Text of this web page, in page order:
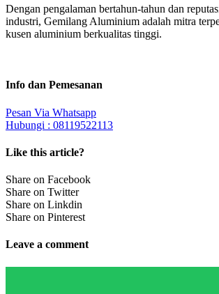
Dengan pengalaman bertahun-tahun dan
industri, Gemilang Aluminium adalah mitra
kusen aluminium berkualitas tinggi.
Info dan Pemesanan
Pesan Via Whatsapp
Hubungi : 08119522113
Like this article?
Share on Facebook
Share on Twitter
Share on Linkdin
Share on Pinterest
Leave a comment